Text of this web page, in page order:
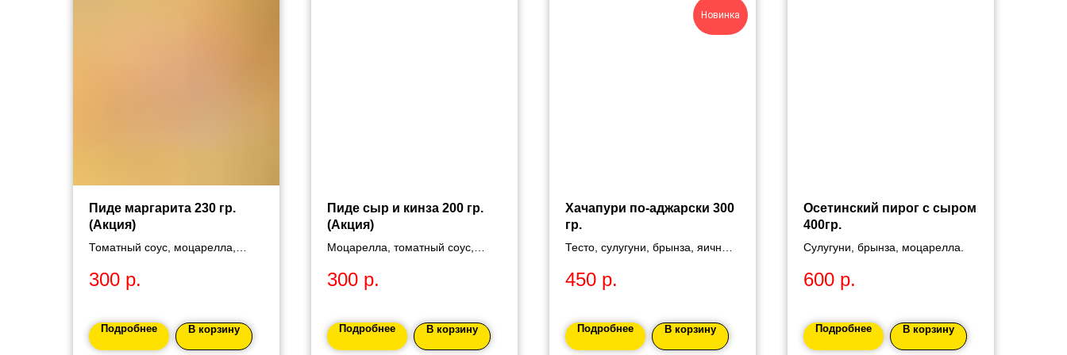
Пиде маргарита 230 гр.
(Акция)
Томатный соус, моцарелла,
300 р.
Подробнее В корзину
Пиде сыр и кинза 200 гр.
(Акция)
Моцарелла, томатный соус,
300 р.
Подробнее В корзину
Новинка
Хачапури по-аджарски 300
гр.
Тесто, сулугуни, брынза, яичный
450 р.
Подробнее В корзину
Осетинский пирог с сыром
400гр.
Сулугуни, брынза, моцарелла.
600 р.
Подробнее В корзину